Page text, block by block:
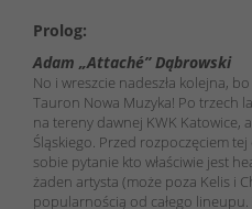
Prolog:
Adam „Attaché” Dąbrowski
No i wreszcie nadeszła kolejna,
Tauron Nowa Muzyka! Po trzech
na tereny dawnej KWK Katowice,
Śląskiego. Przed rozpoczęciem
sobie pytanie kto właściwie jest
żaden artysta (może poza Kelis i
popularnością od całego lineupu.